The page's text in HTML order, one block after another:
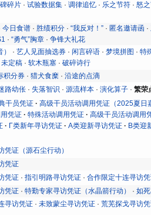
碎片 ·试验数据集 ·调律追忆 ·乐之节符 ·怒
今日食谱 · 胜绩积分 ·“我反对！” · 匿名邀请函 ·
·“勇气”胸章 ·争锋大礼花
·艺人见面抽选券 ·闲言碎语 ·梦境拼图 ·特
未定稿 ·软木瓶塞 ·破碎诗行
积分券 ·猎犬食糜 ·沿途的点滴
路幼伥 · 失落智识 ·源流样本 ·演化算子 ·繁荣
干员凭证 高级干员活动调用凭证（2025夏日
凭证 特殊活动调用凭证
高级干员活动调用
Γ类新年寻访凭证 Α类迎新寻访凭证 Β类迎
凭证（源石尘行动）
凭证
凭证 ·指引明路寻访凭证 ·合作限定十连寻访凭
凭证 ·特勤专家寻访凭证（水晶箭行动） ·如
寻访凭证 ·未致蒙尘寻访凭证 ·荒芜探戈寻访